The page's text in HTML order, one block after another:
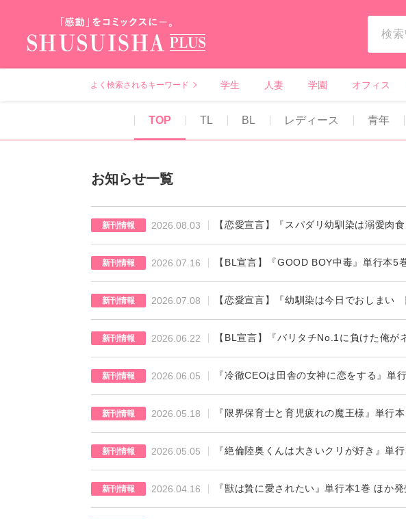
よく検索されるキーワード 学生 人妻 学園 オフィス
TOP TL BL レディース 青年
お知らせ一覧
新刊情報 2026.08.03 【恋愛宣言】『スパダリ幼馴染は溺愛肉
新刊情報 2026.07.16 【BL宣言】『GOOD BOY中毒』単行本5
新刊情報 2026.07.08 【恋愛宣言】『幼馴染は今日でおしまい
新刊情報 2026.06.22 【BL宣言】『バリタチNo.1に負けた俺
新刊情報 2026.06.05 『冷徹CEOは田舎の女神に恋をする』単
新刊情報 2026.05.18 『限界保育士と育児疲れの魔王様』単行
新刊情報 2026.05.05 『絶倫陸奥くんは大きいクリが好き』単
新刊情報 2026.04.16 『獣は贄に愛されたい』単行本1巻 ほか発